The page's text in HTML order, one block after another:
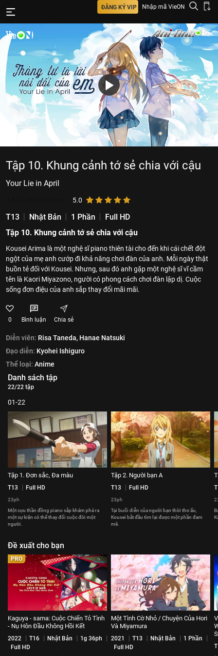
ĐĂNG KÝ VIP Nhập mã VieON
Tập 10. Khung cảnh tớ sẻ chia với cậu
Your Lie in April
5.0
T13 Nhật Bản 1 Phần
Full HD
Tập 10. Khung cảnh tớ sẻ chia với cậu
Kousei Arima là một nghệ sĩ piano thiên tài cho đến khi cái chết đột
ngột của mẹ anh cướp đi khả năng chơi đàn của anh. Mỗi ngày thật
buồn tẻ đối với Kousei. Nhưng, sau đó anh gặp một nghệ sĩ vĩ cầm
tên là Kaori Miyazono, người có phong cách chơi đàn lập dị. Cuộc
sống đơn điệu của anh sắp thay đổi mãi mãi.
0 Bình luận Chia sẻ
Diễn viên: Risa Taneda, Hanae Natsuki
Đạo diễn: Kyohei Ishiguro
Thể loại: Anime
Danh sách tập
22/22 tập
01-22
Tập 1. Đơn sắc, Đa màu
T13 Full HD
23ph
Một cựu thần đồng piano sắp khám phá ra
một sự kiện có thể thay đổi cuộc đời một
người.
Tập 2. Người bạn A
T13 Full HD
23ph
Tại buổi diễn của người bạn thời thơ ấu,
Kousei bắt đầu tìm lại được một phần đam
mê.
Đề xuất cho bạn
PRO
Kaguya - sama: Cuộc Chiến Tỏ Tình
- Nụ Hôn Đầu Không Hồi Kết
2022 T16 Nhật Bản
1g 36ph
Full HD
Một Tình Cờ Nhỏ / Chuyện Của Hori
Và Miyamura
2021 T13 Nhật Bản
1 Phần
Full HD